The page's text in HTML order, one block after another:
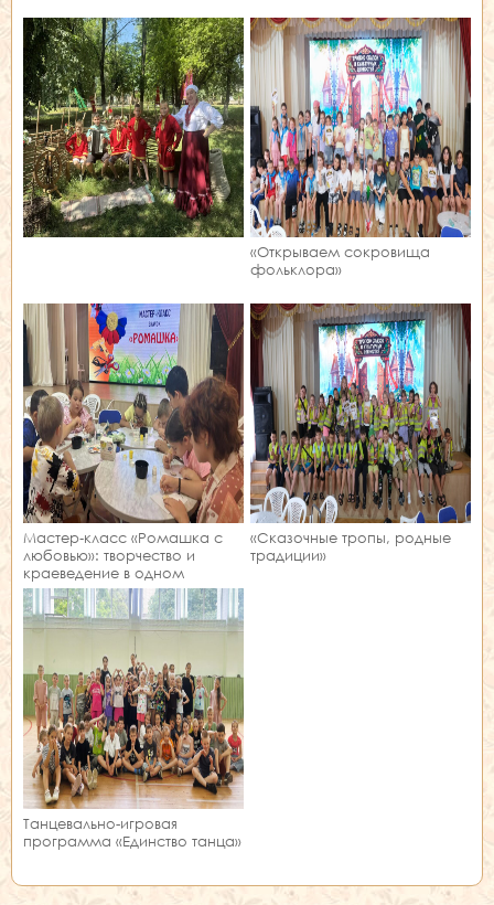
«Открываем сокровища
фольклора»
Мастер‑класс «Ромашка с
любовью»: творчество и
краеведение в одном
занятии!
«Сказочные тропы, родные
традиции»
Танцевально-игровая
программа «Единство танца»